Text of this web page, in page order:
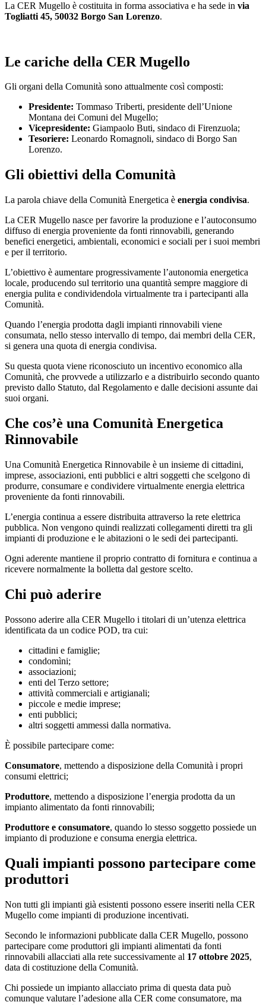
La CER Mugello è costituita in forma associativa e ha sede in via
Togliatti 45, 50032 Borgo San Lorenzo.
Le cariche della CER Mugello
Gli organi della Comunità sono attualmente così composti:
Presidente: Tommaso Triberti, presidente dell’Unione
Montana dei Comuni del Mugello;
Vicepresidente: Giampaolo Buti, sindaco di Firenzuola;
Tesoriere: Leonardo Romagnoli, sindaco di Borgo San
Lorenzo.
Gli obiettivi della Comunità
La parola chiave della Comunità Energetica è energia condivisa.
La CER Mugello nasce per favorire la produzione e l’autoconsumo
diffuso di energia proveniente da fonti rinnovabili, generando
benefici energetici, ambientali, economici e sociali per i suoi membri
e per il territorio.
L’obiettivo è aumentare progressivamente l’autonomia energetica
locale, producendo sul territorio una quantità sempre maggiore di
energia pulita e condividendola virtualmente tra i partecipanti alla
Comunità.
Quando l’energia prodotta dagli impianti rinnovabili viene
consumata, nello stesso intervallo di tempo, dai membri della CER,
si genera una quota di energia condivisa.
Su questa quota viene riconosciuto un incentivo economico alla
Comunità, che provvede a utilizzarlo e a distribuirlo secondo quanto
previsto dallo Statuto, dal Regolamento e dalle decisioni assunte dai
suoi organi.
Che cos’è una Comunità Energetica
Rinnovabile
Una Comunità Energetica Rinnovabile è un insieme di cittadini,
imprese, associazioni, enti pubblici e altri soggetti che scelgono di
produrre, consumare e condividere virtualmente energia elettrica
proveniente da fonti rinnovabili.
L’energia continua a essere distribuita attraverso la rete elettrica
pubblica. Non vengono quindi realizzati collegamenti diretti tra gli
impianti di produzione e le abitazioni o le sedi dei partecipanti.
Ogni aderente mantiene il proprio contratto di fornitura e continua a
ricevere normalmente la bolletta dal gestore scelto.
Chi può aderire
Possono aderire alla CER Mugello i titolari di un’utenza elettrica
identificata da un codice POD, tra cui:
cittadini e famiglie;
condomìni;
associazioni;
enti del Terzo settore;
attività commerciali e artigianali;
piccole e medie imprese;
enti pubblici;
altri soggetti ammessi dalla normativa.
È possibile partecipare come:
Consumatore, mettendo a disposizione della Comunità i propri
consumi elettrici;
Produttore, mettendo a disposizione l’energia prodotta da un
impianto alimentato da fonti rinnovabili;
Produttore e consumatore, quando lo stesso soggetto possiede un
impianto di produzione e consuma energia elettrica.
Quali impianti possono partecipare come
produttori
Non tutti gli impianti già esistenti possono essere inseriti nella CER
Mugello come impianti di produzione incentivati.
Secondo le informazioni pubblicate dalla CER Mugello, possono
partecipare come produttori gli impianti alimentati da fonti
rinnovabili allacciati alla rete successivamente al 17 ottobre 2025,
data di costituzione della Comunità.
Chi possiede un impianto allacciato prima di questa data può
comunque valutare l’adesione alla CER come consumatore, ma